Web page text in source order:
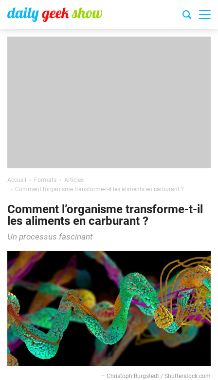
Accueil Formats
Articles
Comment l’organisme transforme-t-il les aliments en carburant ?
Comment l’organisme transforme-t-il
les aliments en carburant ?
Un processus fascinant
— Christoph Burgstedt / Shutterstock.com